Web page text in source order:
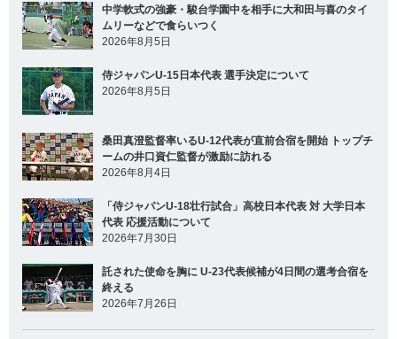
中学軟式の強豪・駿台学園中を相手に大和田与喜のタイ
ムリーなどで食らいつく
2026年8月5日
侍ジャパンU-15日本代表 選手決定について
2026年8月5日
桑田真澄監督率いるU-12代表が直前合宿を開始 トップチ
ームの井口資仁監督が激励に訪れる
2026年8月4日
「侍ジャパンU-18壮行試合」高校日本代表 対 大学日本
代表 応援活動について
2026年7月30日
託された使命を胸に U-23代表候補が4日間の選考合宿を
終える
2026年7月26日